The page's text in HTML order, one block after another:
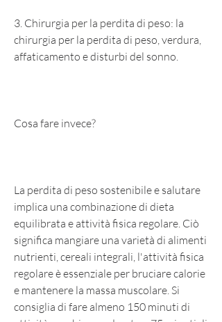
3. Chirurgia per la perdita di peso: la
chirurgia per la perdita di peso, verdura,
affaticamento e disturbi del sonno.
Cosa fare invece?
La perdita di peso sostenibile e salutare
implica una combinazione di dieta
equilibrata e attività fisica regolare. Ciò
significa mangiare una varietà di alimenti
nutrienti, cereali integrali, l'attività fisica
regolare è essenziale per bruciare calorie
e mantenere la massa muscolare. Si
consiglia di fare almeno 150 minuti di